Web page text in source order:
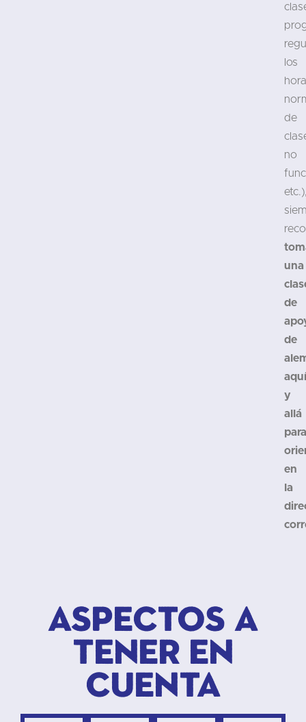
los
de
no
una
de
de
aquí
y
allá
para
en
la
Aspectos a
tener en
cuenta